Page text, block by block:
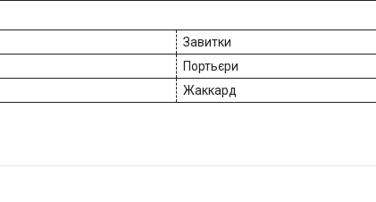
Завитки
Портьєри
Жаккард